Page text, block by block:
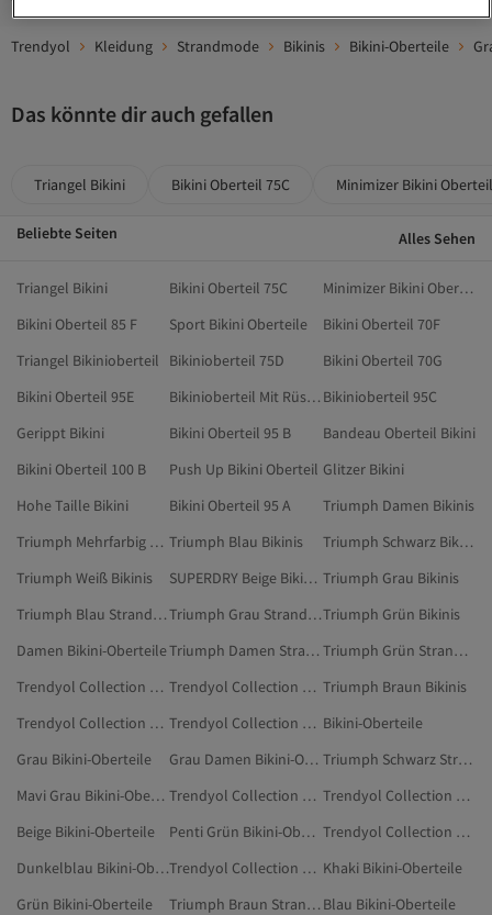
Trendyol Kleidung Strandmode Bikinis Bikini-Oberteile
Das könnte dir auch gefallen
Triangel Bikini Bikini Oberteil 75C Minimizer Bikini Oberteil
Beliebte Seiten Alles Sehen
Triangel Bikini Bikini Oberteil 75C
Minimizer Bikini Oberteil
Bikini Oberteil 85 F
Sport Bikini Oberteile
Bikini Oberteil 70F
Triangel Bikinioberteil
Bikinioberteil 75D
Bikini Oberteil 70G
Bikini Oberteil 95E
Bikinioberteil Mit Rüschen Bikinioberteil 95C
Gerippt Bikini
Bikini Oberteil 95 B
Bandeau Oberteil Bikini
Bikini Oberteil 100 B
Push Up Bikini Oberteil Glitzer Bikini
Hohe Taille Bikini
Bikini Oberteil 95 A
Triumph Damen Bikinis
Triumph Mehrfarbig Bikinis Triumph Blau Bikinis
Triumph Schwarz Bikinis
Triumph Weiß Bikinis
SUPERDRY Beige Bikini-Oberteile Triumph Grau Bikinis
Triumph Blau Strandmode
Triumph Grau StrandmodeTriumph Grün Bikinis
Damen Bikini-Oberteile
Triumph Damen Strandmode
Triumph Grün Strandmode
Trendyol Collection Grün Bikini-Oberteile
Trendyol Collection Bikini-Oberteile Triumph Braun Bikinis
Trendyol Collection Damen Bikini-Oberteile
Trendyol Collection Türkis Bikini-Oberteile Bikini-Oberteile
Grau Bikini-Oberteile
Grau Damen Bikini-Oberteile
Triumph Schwarz Strandmode
Mavi Grau Bikini-Oberteile
Trendyol Collection Dunkelblau Bikini-Oberteile
Trendyol Collection Blau Bikini-Oberteile
Beige Bikini-Oberteile
Penti Grün Bikini-Oberteile
Trendyol Collection Beige Bikini-Oberteile
Dunkelblau Bikini-Oberteile
Trendyol Collection Schwarz Bikini-Oberteile Khaki Bikini-Oberteile
Grün Bikini-Oberteile
Triumph Braun Strandmode Blau Bikini-Oberteile